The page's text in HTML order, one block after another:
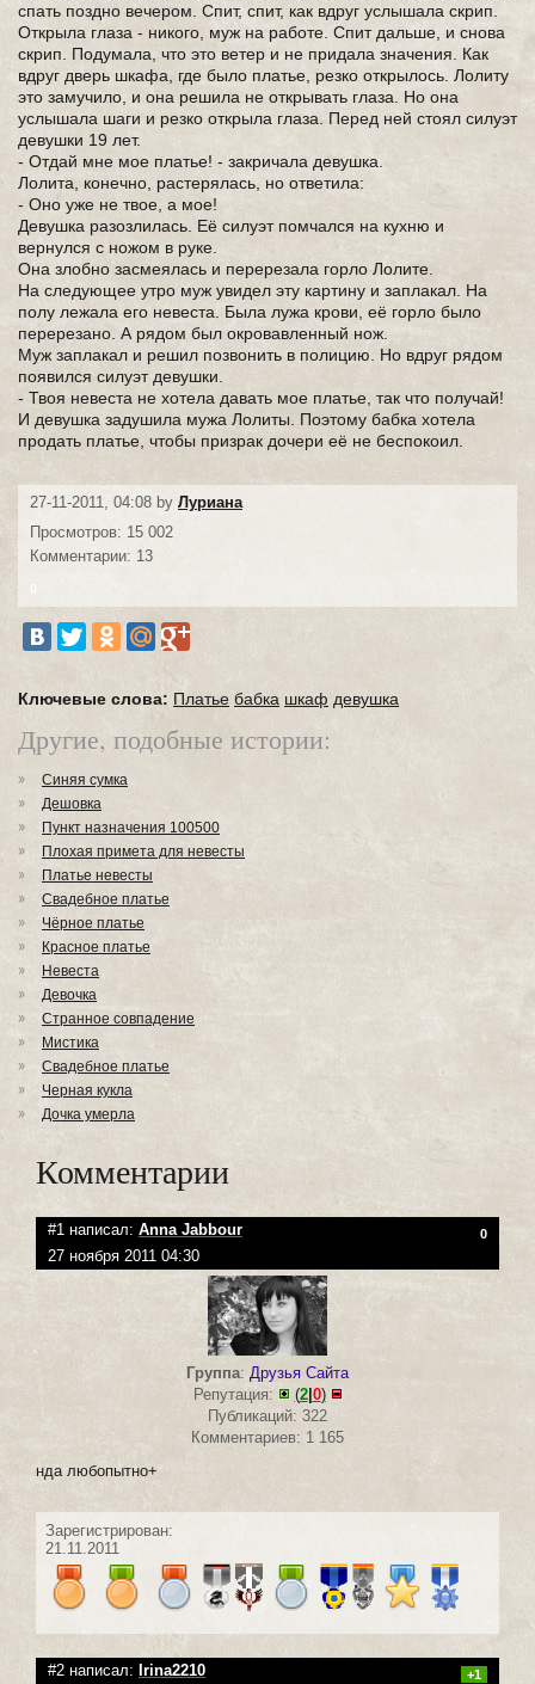
спать поздно вечером. Спит, спит, как вдруг услышала скрип.
Открыла глаза - никого, муж на работе. Спит дальше, и снова
скрип. Подумала, что это ветер и не придала значения. Как
вдруг дверь шкафа, где было платье, резко открылось. Лолиту
это замучило, и она решила не открывать глаза. Но она
услышала шаги и резко открыла глаза. Перед ней стоял силуэт
девушки 19 лет.
- Отдай мне мое платье! - закричала девушка.
Лолита, конечно, растерялась, но ответила:
- Оно уже не твое, а мое!
Девушка разозлилась. Её силуэт помчался на кухню и
вернулся с ножом в руке.
Она злобно засмеялась и перерезала горло Лолите.
На следующее утро муж увидел эту картину и заплакал. На
полу лежала его невеста. Была лужа крови, её горло было
перерезано. А рядом был окровавленный нож.
Муж заплакал и решил позвонить в полицию. Но вдруг рядом
появился силуэт девушки.
- Твоя невеста не хотела давать мое платье, так что получай!
И девушка задушила мужа Лолиты. Поэтому бабка хотела
продать платье, чтобы призрак дочери её не беспокоил.
27-11-2011, 04:08 by Луриана
Просмотров: 15 002
Комментарии: 13
0
Ключевые слова: Платье бабка шкаф девушка
Другие, подобные истории:
Синяя сумка
Дешовка
Пункт назначения 100500
Плохая примета для невесты
Платье невесты
Свадебное платье
Чёрное платье
Красное платье
Невеста
Девочка
Странное совпадение
Мистика
Свадебное платье
Черная кукла
Дочка умерла
Комментарии
#1 написал: Anna Jabbour 0
27 ноября 2011 04:30
Группа: Друзья Сайта
Репутация:
(2|0)
Публикаций: 322
Комментариев: 1 165
нда любопытно+
Зарегистрирован:
21.11.2011
#2 написал: Irina2210 +1